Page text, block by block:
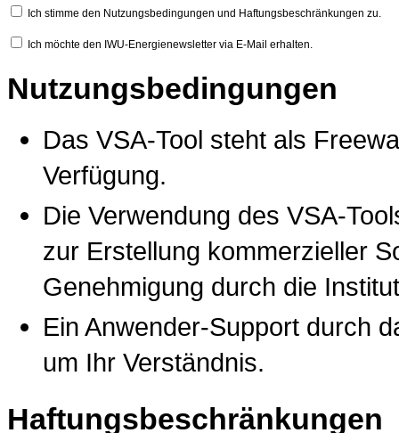
Ich stimme den Nutzungsbedingungen und Haftungsbeschränkungen zu.
Ich möchte den IWU-Energienewsletter via E-Mail erhalten.
Nutzungsbedingungen
Das VSA-Tool steht als
Verfügung.
Die Verwendung des VSA-
zur Erstellung kommerzieller
Genehmigung durch die
Ein Anwender-Support durch
um Ihr Verständnis.
Haftungsbeschränkungen